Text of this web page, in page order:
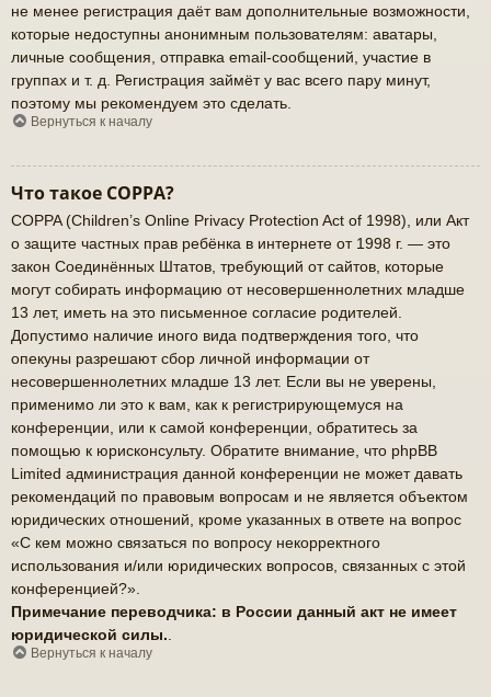
не менее регистрация даёт вам дополнительные возможности,
которые недоступны анонимным пользователям: аватары,
личные сообщения, отправка email-сообщений, участие в
группах и т. д. Регистрация займёт у вас всего пару минут,
поэтому мы рекомендуем это сделать.
Вернуться к началу
Что такое COPPA?
COPPA (Children’s Online Privacy Protection Act of 1998), или Акт
о защите частных прав ребёнка в интернете от 1998 г. — это
закон Соединённых Штатов, требующий от сайтов, которые
могут собирать информацию от несовершеннолетних младше
13 лет, иметь на это письменное согласие родителей.
Допустимо наличие иного вида подтверждения того, что
опекуны разрешают сбор личной информации от
несовершеннолетних младше 13 лет. Если вы не уверены,
применимо ли это к вам, как к регистрирующемуся на
конференции, или к самой конференции, обратитесь за
помощью к юрисконсульту. Обратите внимание, что phpBB
Limited администрация данной конференции не может давать
рекомендаций по правовым вопросам и не является объектом
юридических отношений, кроме указанных в ответе на вопрос
«С кем можно связаться по вопросу некорректного
использования и/или юридических вопросов, связанных с этой
конференцией?».
Примечание переводчика: в России данный акт не имеет
юридической силы.
Вернуться к началу